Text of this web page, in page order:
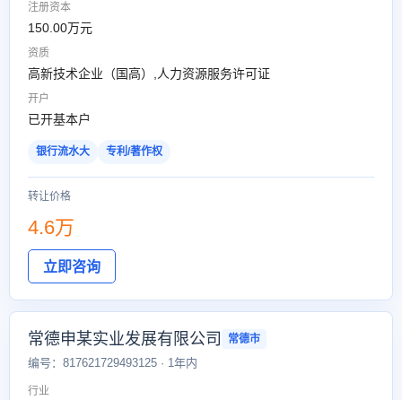
注册资本
150.00万元
资质
高新技术企业（国高）,人力资源服务许可证
开户
已开基本户
银行流水大 专利/著作权
转让价格
4.6万
立即咨询
常德申某实业发展有限公司 常德市
编号：817621729493125 · 1年内
行业